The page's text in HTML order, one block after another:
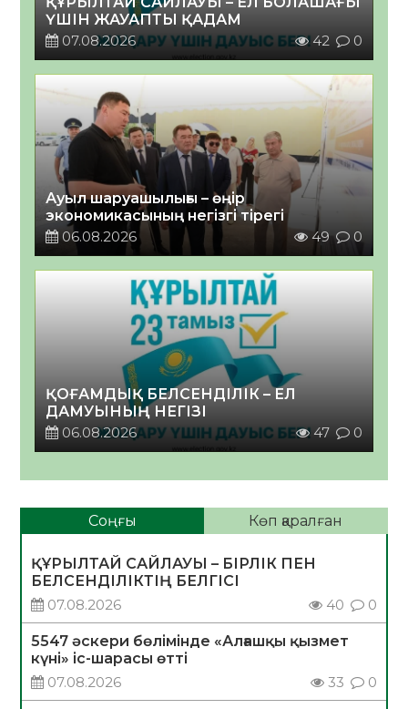
ҮШІН ЖАУАПТЫ ҚАДАМ
07.08.2026
42 0
Ауыл шаруашылығы – өңір
экономикасының негізгі тірегі
06.08.2026
49 0
ҚОҒАМДЫҚ БЕЛСЕНДІЛІК – ЕЛ
ДАМУЫНЫҢ НЕГІЗІ
06.08.2026
47 0
Соңғы Көп қаралған
ҚҰРЫЛТАЙ САЙЛАУЫ – БІРЛІК ПЕН
БЕЛСЕНДІЛІКТІҢ БЕЛГІСІ
07.08.2026
40 0
5547 әскери бөлімінде «Алғашқы қызмет
күні» іс-шарасы өтті
07.08.2026
33 0